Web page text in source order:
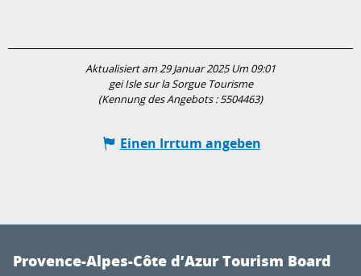
Aktualisiert am 29 Januar 2025 Um 09:01
gei Isle sur la Sorgue Tourisme
(Kennung des Angebots :5504463)
Einen Irrtum angeben
Provence-Alpes-Côte d’Azur Tourism Board